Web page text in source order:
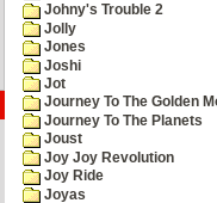
Johny's Trouble 2
Jolly
Jones
Joshi
Jot
Journey To The Golden
Journey To The Planets
Joust
Joy Joy Revolution
Joy Ride
Joyas